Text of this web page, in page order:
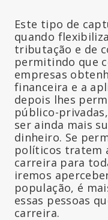
Este tipo de
quando
tributação e de
permitindo que
empresas
financeira e a
depois lhes
público-
ser ainda mais
dinheiro. Se
políticos tratem
carreira para
iremos
população, é
essas pessoas
carreira.